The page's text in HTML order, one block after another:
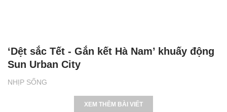
NHỊP SỐNG
‘Dệt sắc Tết - Gắn kết Hà Nam’ khuấy động
Sun Urban City
XEM THÊM BÀI VIẾT